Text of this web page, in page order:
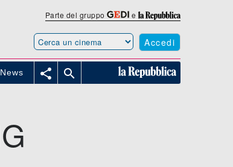
Parte del gruppo e
Accedi
News  